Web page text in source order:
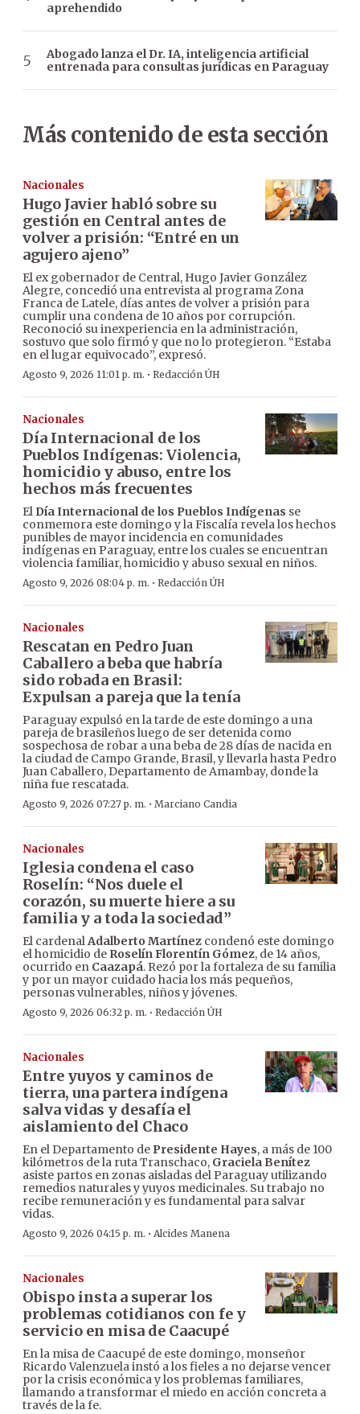
aprehendido
Abogado lanza el Dr. IA, inteligencia artificial
entrenada para consultas jurídicas en Paraguay
Más contenido de esta sección
Nacionales
Hugo Javier habló sobre su
gestión en Central antes de
volver a prisión: “Entré en un
agujero ajeno”
El ex gobernador de Central, Hugo Javier González
Alegre, concedió una entrevista al programa Zona
Franca de Latele, días antes de volver a prisión para
cumplir una condena de 10 años por corrupción.
Reconoció su inexperiencia en la administración,
sostuvo que solo firmó y que no lo protegieron. “Estaba
en el lugar equivocado”, expresó.
Agosto 9, 2026 11:01 p. m. · Redacción ÚH
Nacionales
Día Internacional de los
Pueblos Indígenas: Violencia,
homicidio y abuso, entre los
hechos más frecuentes
El Día Internacional de los Pueblos Indígenas se
conmemora este domingo y la Fiscalía revela los hechos
punibles de mayor incidencia en comunidades
indígenas en Paraguay, entre los cuales se encuentran
violencia familiar, homicidio y abuso sexual en niños.
Agosto 9, 2026 08:04 p. m. · Redacción ÚH
Nacionales
Rescatan en Pedro Juan
Caballero a beba que habría
sido robada en Brasil:
Expulsan a pareja que la tenía
Paraguay expulsó en la tarde de este domingo a una
pareja de brasileños luego de ser detenida como
sospechosa de robar a una beba de 28 días de nacida en
la ciudad de Campo Grande, Brasil, y llevarla hasta Pedro
Juan Caballero, Departamento de Amambay, donde la
niña fue rescatada.
Agosto 9, 2026 07:27 p. m. · Marciano Candia
Nacionales
Iglesia condena el caso
Roselín: “Nos duele el
corazón, su muerte hiere a su
familia y a toda la sociedad”
El cardenalAdalberto Martínez condenó este domingo
el homicidio de Roselín Florentín Gómez, de 14 años,
ocurrido en Caazapá. Rezó por la fortaleza de su familia
y por un mayor cuidado hacia los más pequeños,
personas vulnerables, niños y jóvenes.
Agosto 9, 2026 06:32 p. m. · Redacción ÚH
Nacionales
Entre yuyos y caminos de
tierra, una partera indígena
salva vidas y desafía el
aislamiento del Chaco
En el Departamento de Presidente Hayes, a más de 100
kilómetros de la ruta Transchaco, Graciela Benítez
asiste partos en zonas aisladas del Paraguay utilizando
remedios naturales y yuyos medicinales. Su trabajo no
recibe remuneración y es fundamental para salvar
vidas.
Agosto 9, 2026 04:15 p. m. · Alcides Manena
Nacionales
Obispo insta a superar los
problemas cotidianos con fe y
servicio en misa de Caacupé
En la misa de Caacupé de este domingo, monseñor
Ricardo Valenzuela instó a los fieles a no dejarse vencer
por la crisis económica y los problemas familiares,
llamando a transformar el miedo en acción concreta a
través de la fe.